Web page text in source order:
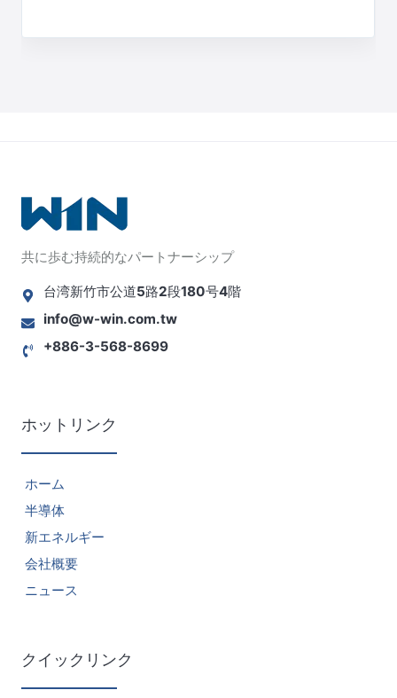
共に歩む持続的なパートナーシップ
台湾新竹市公道5路2段180号4階
info@w-win.com.tw
+886-3-568-8699
ホットリンク
ホーム
半導体
新エネルギー
会社概要
ニュース
クイックリンク